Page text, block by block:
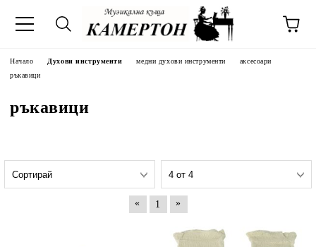
Начало Духови инструменти медни духови инструменти
аксесоари
ръкавици
ръкавици
« 1 »